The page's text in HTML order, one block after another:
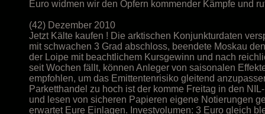
Euro widmen wir den Opfern kommender Kämpfe und
(42) Dezember 2010
Jetzt Kälte kaufen ! Die arktischen Konjunkturdaten
mit schwachen 3 Grad abschloss, beendete Moskau
der Loipe mit beachtlichem Kursgewinn und nach
seit Wochen fällt, können Anleger von saisonalen
empfohlen, um das Emittentenrisiko gleitend
Parketthandel zu hoch ist der komme Freitag in den
und lesen von sicheren Papieren eigene Notierungen
erwartet Eure Einlagen. Investvolumen: 3 Euro gleich